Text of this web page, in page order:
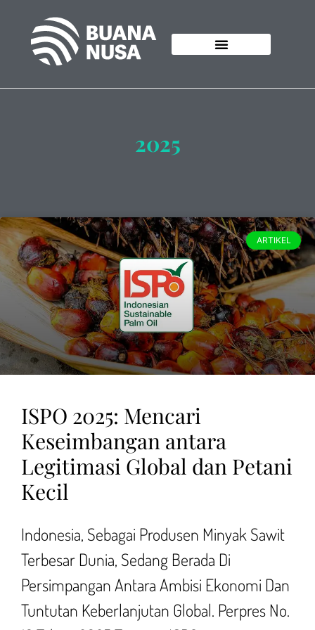
2025
ARTIKEL
ISPO 2025: Mencari
Keseimbangan antara
Legitimasi Global dan Petani
Kecil
Indonesia, Sebagai Produsen Minyak Sawit
Terbesar Dunia, Sedang Berada Di
Persimpangan Antara Ambisi Ekonomi Dan
Tuntutan Keberlanjutan Global. Perpres No.